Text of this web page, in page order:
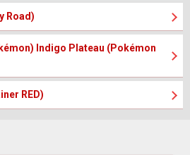
Road)
Indigo Plateau (Pokémon
RED)